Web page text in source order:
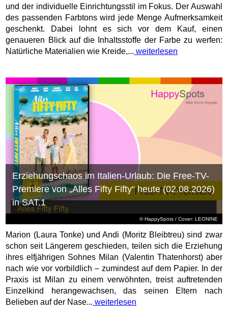
und der individuelle Einrichtungsstil im Fokus. Der Auswahl
des passenden Farbtons wird jede Menge Aufmerksamkeit
geschenkt. Dabei lohnt es sich vor dem Kauf, einen
genaueren Blick auf die Inhaltsstoffe der Farbe zu werfen:
Natürliche Materialien wie Kreide,... weiterlesen
© HappySpots / Cover: LEONINE
Erziehungschaos im Italien-Urlaub: Die Free-TV-
Premiere von „Alles Fifty Fifty“ heute (02.08.2026)
in SAT.1
Marion (Laura Tonke) und Andi (Moritz Bleibtreu) sind zwar
schon seit Längerem geschieden, teilen sich die Erziehung
ihres elfjährigen Sohnes Milan (Valentin Thatenhorst) aber
nach wie vor vorbildlich – zumindest auf dem Papier. In der
Praxis ist Milan zu einem verwöhnten, treist auftretenden
Einzelkind herangewachsen, das seinen Eltern nach
Belieben auf der Nase... weiterlesen